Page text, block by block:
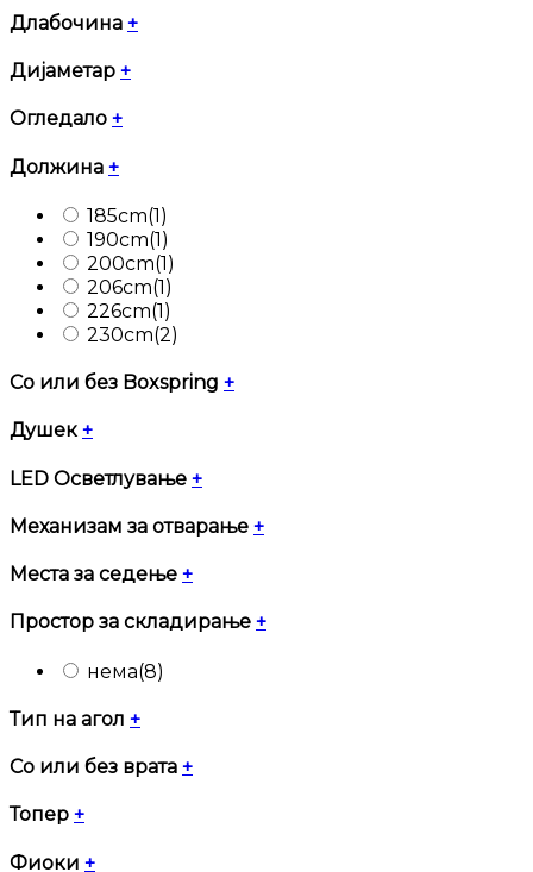
Длабочина +
Дијаметар +
Огледало +
Должина +
185cm(1)
190cm(1)
200cm(1)
206cm(1)
226cm(1)
230cm(2)
Со или без Boxspring +
Душек +
LED Осветлување +
Механизам за отварање +
Места за седење +
Простор за складирање +
нема(8)
Тип на агол +
Со или без врата +
Топер +
Фиоки +